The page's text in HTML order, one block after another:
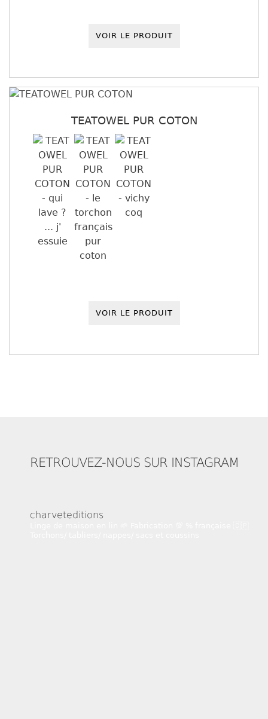
VOIR LE PRODUIT
TEATOWEL PUR COTON
VOIR LE PRODUIT
RETROUVEZ-NOUS SUR INSTAGRAM
charveteditions